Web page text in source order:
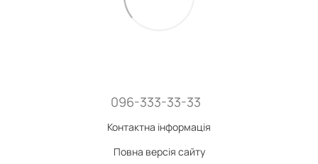
096-333-33-33
Контактна інформація
Повна версія сайту